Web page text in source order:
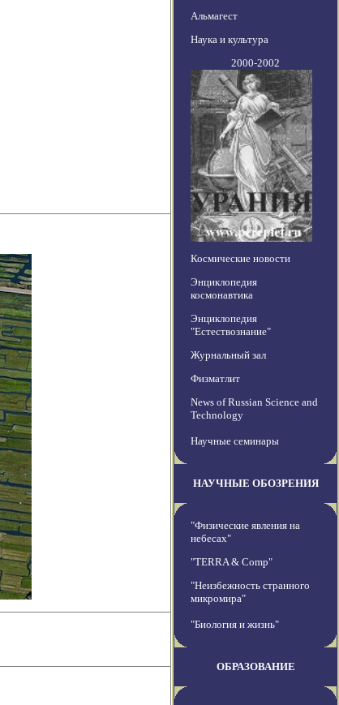
Альмагест
Наука и культура
2000-2002
Космические новости
Энциклопедия
космонавтика
Энциклопедия
"Естествознание"
Журнальный зал
Физматлит
News of Russian Science and
Technology
Научные семинары
НАУЧНЫЕ ОБОЗРЕНИЯ
"Физические явления на
небесах"
"TERRA & Comp"
"Неизбежность странного
микромира"
"Биология и жизнь"
ОБРАЗОВАНИЕ